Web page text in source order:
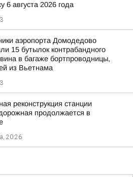
6 августа 2026 года
аэропорта Домодедово
15 бутылок контрабандного
в багаже бортпроводницы,
из Вьетнама
реконструкция станции
продолжается в
20:26